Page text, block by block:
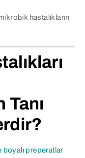
hastalıkların
preperatlar